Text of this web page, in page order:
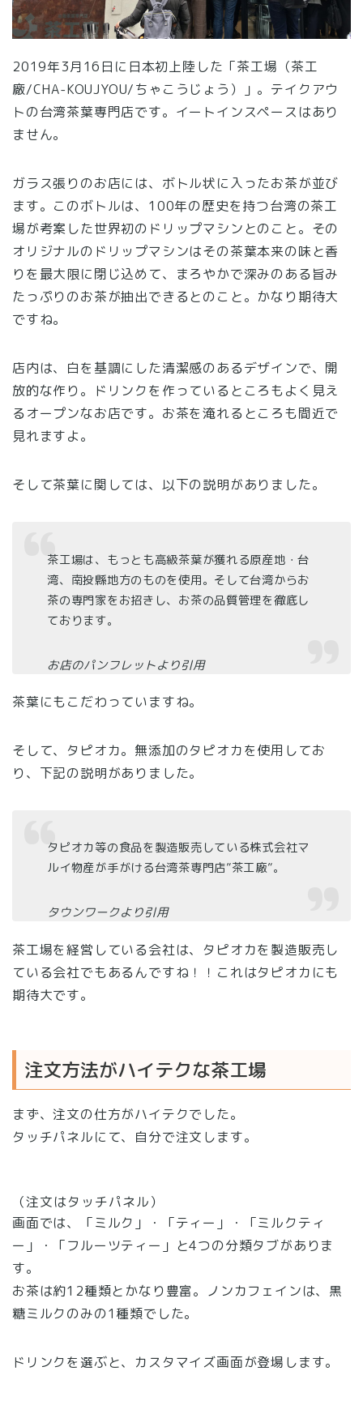
2019年3月16日に日本初上陸した「茶工場（茶工
廠/CHA-KOUJYOU/ちゃこうじょう）」。テイクアウ
トの台湾茶葉専門店です。イートインスペースはあり
ません。
ガラス張りのお店には、ボトル状に入ったお茶が並び
ます。このボトルは、100年の歴史を持つ台湾の茶工
場が考案した世界初のドリップマシンとのこと。その
オリジナルのドリップマシンはその茶葉本来の味と香
りを最大限に閉じ込めて、まろやかで深みのある旨み
たっぷりのお茶が抽出できるとのこと。かなり期待大
ですね。
店内は、白を基調にした清潔感のあるデザインで、開
放的な作り。ドリンクを作っているところもよく見え
るオープンなお店です。お茶を淹れるところも間近で
見れますよ。
そして茶葉に関しては、以下の説明がありました。
茶工場は、もっとも高級茶葉が獲れる原産地・台
湾、南投縣地方のものを使用。そして台湾からお
茶の専門家をお招きし、お茶の品質管理を徹底し
ております。
お店のパンフレットより引用
茶葉にもこだわっていますね。
そして、タピオカ。無添加のタピオカを使用してお
り、下記の説明がありました。
タピオカ等の食品を製造販売している株式会社マ
ルイ物産が手がける台湾茶専門店”茶工廠”。
タウンワークより引用
茶工場を経営している会社は、タピオカを製造販売し
ている会社でもあるんですね！！これはタピオカにも
期待大です。
注文方法がハイテクな茶工場
まず、注文の仕方がハイテクでした。
タッチパネルにて、自分で注文します。
（注文はタッチパネル）
画面では、「ミルク」・「ティー」・「ミルクティ
ー」・「フルーツティー」と4つの分類タブがありま
す。
お茶は約12種類とかなり豊富。ノンカフェインは、黒
糖ミルクのみの1種類でした。
ドリンクを選ぶと、カスタマイズ画面が登場します。